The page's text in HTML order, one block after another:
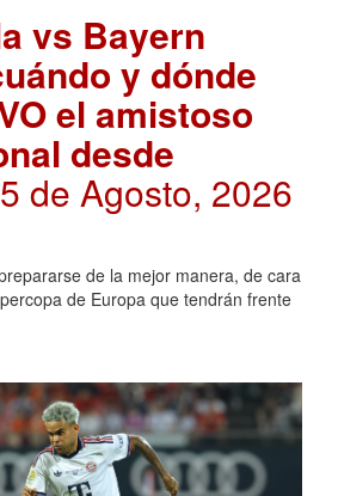
vs Bayern
y dónde
el amistoso
desde
de Agosto, 2026
de la mejor manera, de cara
de Europa que tendrán frente